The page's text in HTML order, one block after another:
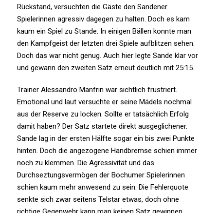
Rückstand, versuchten die Gäste den Sandener
Spielerinnen agressiv dagegen zu halten. Doch es kam
kaum ein Spiel zu Stande. In einigen Bällen konnte man
den Kampfgeist der letzten drei Spiele aufblitzen sehen.
Doch das war nicht genug. Auch hier legte Sande klar vor
und gewann den zweiten Satz erneut deutlich mit 25:15.
Trainer Alessandro Manfrin war sichtlich frustriert.
Emotional und laut versuchte er seine Mädels nochmal
aus der Reserve zu locken. Sollte er tatsächlich Erfolg
damit haben? Der Satz startete direkt ausgeglichener.
Sande lag in der ersten Hälfte sogar ein bis zwei Punkte
hinten. Doch die angezogene Handbremse schien immer
noch zu klemmen. Die Agressivität und das
Durchseztungsvermögen der Bochumer Spielerinnen
schien kaum mehr anwesend zu sein. Die Fehlerquote
senkte sich zwar seitens Telstar etwas, doch ohne